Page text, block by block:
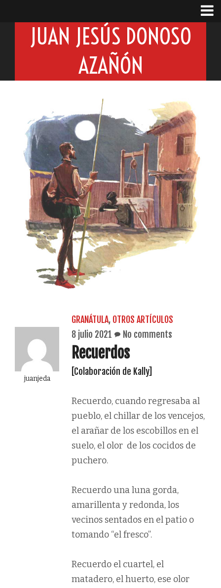
JUAN JESÚS DONOSO
AZAÑÓN
juanjeda
GRANÁTULA, OTROS ARTÍCULOS
8 julio 2021
No comments
Recuerdos
[Colaboración de Kally]
Recuerdo, cuando regresaba al
pueblo, el chillar de los vencejos,
el arañar de los escobillos en el
suelo, el olor de los cocidos de
puchero.
Recuerdo una luna gorda,
amarillenta y redonda, los
vecinos sentados en el patio o
tomando “el fresco”.
Recuerdo el cuartel, el
matadero, el huerto, ese olor